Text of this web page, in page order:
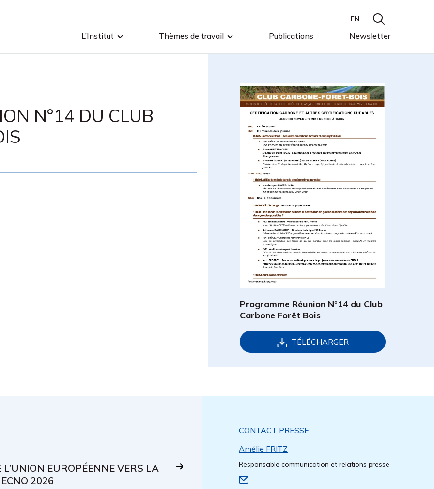
L’Institut Thèmes de travail Publications Newsletter
EN
N°14 DU CLUB
Programme Réunion N°14 du Club
Carbone Forêt Bois
TÉLÉCHARGER
EUROPÉENNE VERS LA
2026
CONTACT PRESSE
Amélie FRITZ
Responsable communication et relations presse